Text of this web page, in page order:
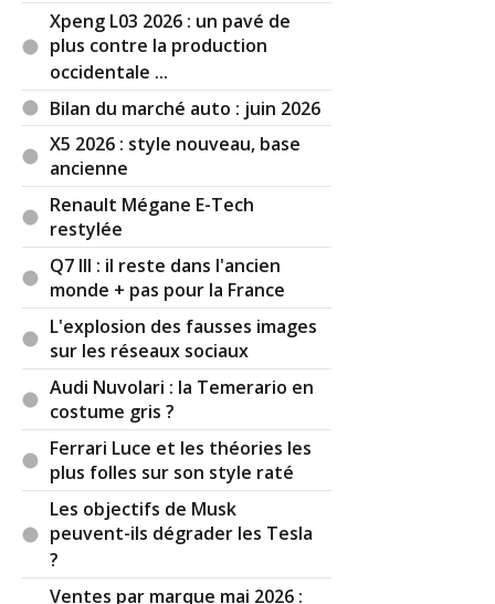
Il y a3 réaction(s) sur ce commentaire :
Par Arkane TOP CONTRIBUTEUR
24 10:57:55) : Difficile de vous contredir, c'est
malheureux.
Pour 10k aujourd'hui on a une citroen ami...
même la aygo devenue aygo x est proche des
20k.
😵‍💫
ParBug Haty TOP CONTRIBUTEUR
25 17:19:08) : Les Dacia, c'est tout simplement la
seule marque que les gens peuvent acheter avec
leur salaire, pour une qualité moyenne. Les
autres se financent par crédit. L'inflation des prix
est telle que de toutes manières, cette marque
n'est plus bon marché, dumoins en France. Peut
être qu'avec une adresse fictive en Roumanie...
Par
(2023-12-28 08:32:36) : Vous avez tout à fait
raison, quand on est tout en bas
Xpeng L03 2026 : un pavé de
plus contre la production
occidentale ...
Bilan du marché auto : juin 2026
X5 2026 : style nouveau, base
ancienne
Renault Mégane E-Tech
restylée
Q7 III : il reste dans l'ancien
monde + pas pour la France
L'explosion des fausses images
sur les réseaux sociaux
Audi Nuvolari : la Temerario en
costume gris ?
Ferrari Luce et les théories les
plus folles sur son style raté
Les objectifs de Musk
peuvent-ils dégrader les Tesla
?
Ventes par marque mai 2026 :